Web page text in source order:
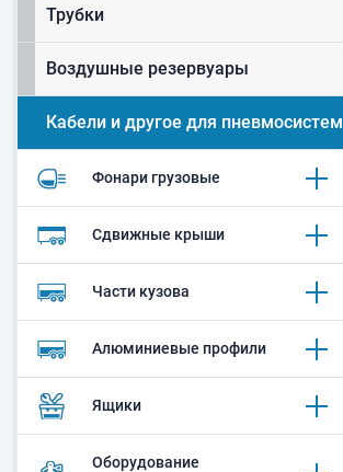
Трубки
Воздушные резервуары
Кабели и другое для пневмосистем
Фонари грузовые
Сдвижные крыши
Части кузова
Алюминиевые профили
Ящики
Оборудование